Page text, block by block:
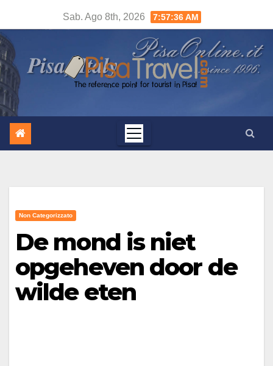
contenuto
Sab. Ago 8th, 2026 7:57:37 AM
Non Categorizzato
De mond is niet
opgeheven door de
wilde eten